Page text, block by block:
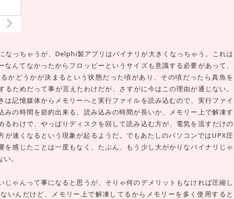
っちゃうが、Delphi製アプリはバイナリが大きくなっちゃう。これは
んてなかったからフロッピーというサイズも意識する必要があって、
かどうかが決まるという状態だった頃があり、その頃だったら真魚を
ためだって事が言えたわけだが、さすがに今はこの理由が通じない。
は記憶媒体からメモリーへと実行ファイルを読み込むので、実行ファイ
みの時間を節約出来る。読み込みの時間が長いか、メモリー上で解凍す
るわけで、やっぱりディスクを回して読み込む方が、電気を流すだけの
が速くなるという現象が起るようだ。でもあたしのパソコンではUPX圧
を感じたことは一度もなく、たぶん、もう少し大がかりなバイナリじゃ
。
ゃんって事になると思うが、そりゃ何のデメリットもなければ圧縮し
いんだけど、メモリー上で解凍してるからメモリーを多く使用すると